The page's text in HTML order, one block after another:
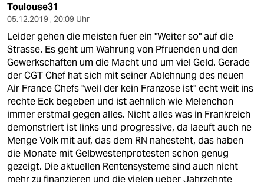
Toulouse31
05.12.2019 , 20:09 Uhr
Leider gehen die meisten fuer ein "Weiter so" auf die
Strasse. Es geht um Wahrung von Pfruenden und den
Gewerkschaften um die Macht und um viel Geld. Gerade
der CGT Chef hat sich mit seiner Ablehnung des neuen
Air France Chefs "weil der kein Franzose ist" echt weit ins
rechte Eck begeben und ist aehnlich wie Melenchon
immer erstmal gegen alles. Nicht alles was in Frankreich
demonstriert ist links und progressive, da laeuft auch ne
Menge Volk mit auf, das dem RN nahesteht, das haben
die Monate mit Gelbwestenprotesten schon genug
gezeigt. Die aktuellen Rentensysteme sind auch nicht
mehr zu finanzieren und die vielen ueber Jahrzehnte